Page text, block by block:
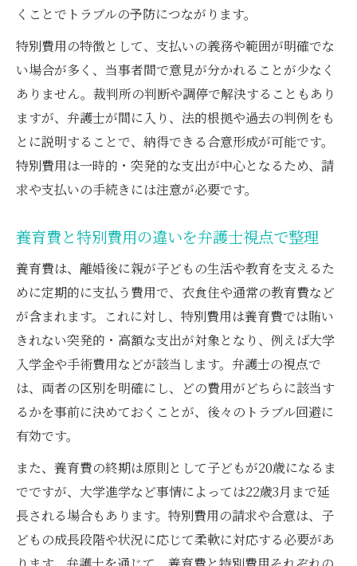
くことでトラブルの予防につながります。
特別費用の特徴として、支払いの義務や範囲が明確でな
い場合が多く、当事者間で意見が分かれることが少なく
ありません。裁判所の判断や調停で解決することもあり
ますが、弁護士が間に入り、法的根拠や過去の判例をも
とに説明することで、納得できる合意形成が可能です。
特別費用は一時的・突発的な支出が中心となるため、請
求や支払いの手続きには注意が必要です。
養育費と特別費用の違いを弁護士視点で整理
養育費は、離婚後に親が子どもの生活や教育を支えるた
めに定期的に支払う費用で、衣食住や通常の教育費など
が含まれます。これに対し、特別費用は養育費では賄い
きれない突発的・高額な支出が対象となり、例えば大学
入学金や手術費用などが該当します。弁護士の視点で
は、両者の区別を明確にし、どの費用がどちらに該当す
るかを事前に決めておくことが、後々のトラブル回避に
有効です。
また、養育費の終期は原則として子どもが20歳になるま
でですが、大学進学など事情によっては22歳3月まで延
長される場合もあります。特別費用の請求や合意は、子
どもの成長段階や状況に応じて柔軟に対応する必要があ